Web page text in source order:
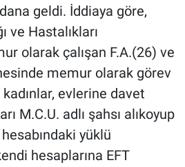
geldi. İddiaya göre,
ve Hastalıkları
olarak çalışan F.A.(26) ve
memur olarak görev
evlerine davet
M.C.U. adlı şahsı alıkoyup
yüklü
hesaplarına EFT